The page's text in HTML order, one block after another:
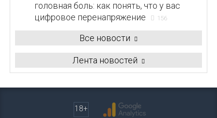
головная боль: как понять, что у вас
цифровое перенапряжение
156
Все новости
Лента новостей
18+